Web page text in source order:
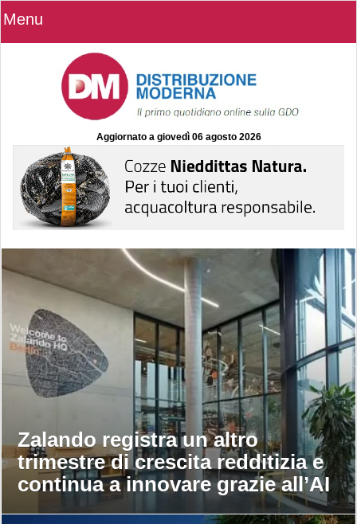
Menu
Aggiornato a giovedì 06 agosto 2026
Zalando registra un altro
trimestre di crescita redditizia e
continua a innovare grazie all’AI